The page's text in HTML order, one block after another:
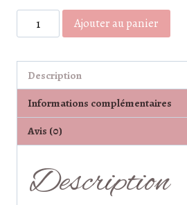
quantité
de
l'argile
blanche
Ajouter au panier
Description
Informations complémentaires
Avis (0)
Description